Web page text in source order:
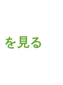
を見る